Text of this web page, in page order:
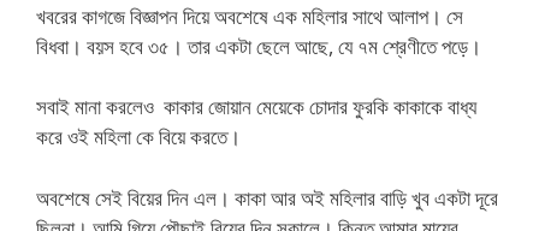
খবরের কাগজে বিজ্ঞাপন দিয়ে অবশেষে এক মহিলার সাথে আলাপ। সে
বিধবা। বয়স হবে ৩৫। তার একটা ছেলে আছে, যে ৭ম শ্রেণীতে পড়ে।
সবাই মানা করলেও কাকার জোয়ান মেয়েকে চোদার ফুরকি কাকাকে বাধ্য
করে ওই মহিলা কে বিয়ে করতে।
অবশেষে সেই বিয়ের দিন এল। কাকা আর অই মহিলার বাড়ি খুব একটা দূরে